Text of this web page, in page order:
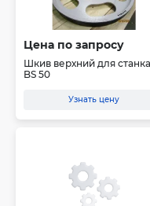
Цена по запросу
Шкив верхний для станка
BS 50
Узнать цену